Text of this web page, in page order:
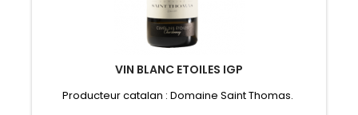
VIN BLANC ETOILES IGP
Producteur catalan : Domaine Saint Thomas.